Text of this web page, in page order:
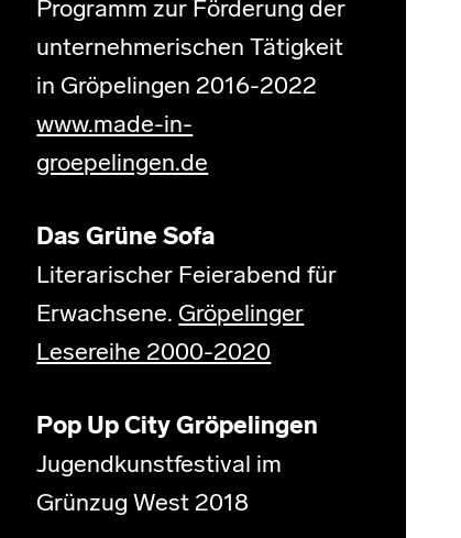
Programm zur Förderung der
unternehmerischen Tätigkeit
in Gröpelingen 2016-2022
www.made-in-
groepelingen.de
Das Grüne Sofa
Literarischer Feierabend für
Erwachsene. Gröpelinger
Lesereihe 2000-2020
Pop Up City Gröpelingen
Jugendkunstfestival im
Grünzug West 2018